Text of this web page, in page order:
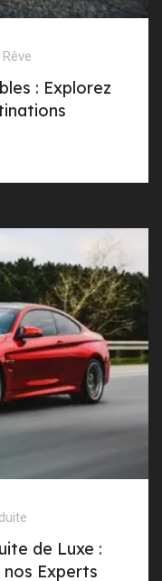
: Explorez
de Luxe :
Experts